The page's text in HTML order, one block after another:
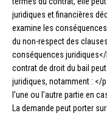
juridiques et financières
examine les
du non-respect des
conséquences juridiques</
contrat de droit du bail
juridiques, notamment : </
l’une ou l’autre partie en
La demande peut porter